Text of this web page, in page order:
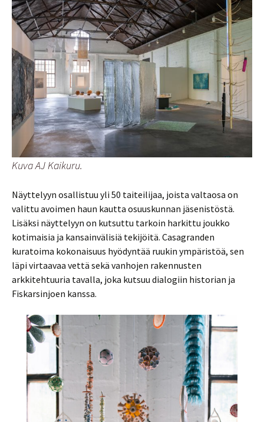
Kuva AJ Kaikuru.
Näyttelyyn osallistuu yli 50 taiteilijaa, joista valtaosa on
valittu avoimen haun kautta osuuskunnan jäsenistöstä.
Lisäksi näyttelyyn on kutsuttu tarkoin harkittu joukko
kotimaisia ja kansainvälisiä tekijöitä. Casagranden
kuratoima kokonaisuus hyödyntää ruukin ympäristöä, sen
läpi virtaavaa vettä sekä vanhojen rakennusten
arkkitehtuuria tavalla, joka kutsuu dialogiin historian ja
Fiskarsinjoen kanssa.